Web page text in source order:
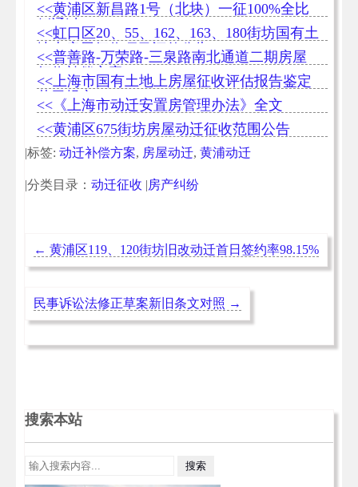
<<黄浦区新昌路1号（北块）一征100%全比
例通过
<<虹口区20、55、162、163、180街坊国有土
地上房屋征收项目评估公告
<<普善路-万荣路-三泉路南北通道二期房屋
征收补偿方案
<<上海市国有土地上房屋征收评估报告鉴定
若干规定
<<《上海市动迁安置房管理办法》全文
<<黄浦区675街坊房屋动迁征收范围公告
|标签: 动迁补偿方案, 房屋动迁, 黄浦动迁
|分类目录： 动迁征收 |房产纠纷
← 黄浦区119、120街坊旧改动迁首日签约率98.15%
民事诉讼法修正草案新旧条文对照 →
搜索本站